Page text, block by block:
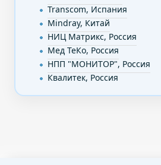
Transcom, Испания
Mindray, Китай
НИЦ Матрикс, Россия
Мед ТеКо, Россия
НПП "МОНИТОР", Россия
Квалитек, Россия